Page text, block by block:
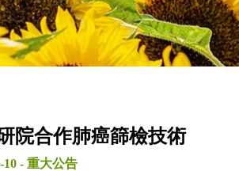
院合作肺癌篩檢技術
10- 重大公告